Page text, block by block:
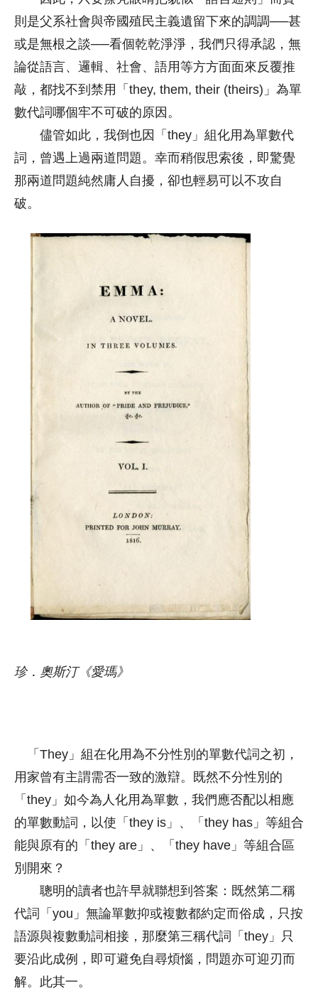
則是父系社會與帝國殖民主義遺留下來的調調──甚
或是無根之談──看個乾乾淨淨，我們只得承認，無
論從語言、邏輯、社會、語用等方方面面來反覆推
敲，都找不到禁用「they, them, their (theirs)」為單
數代詞哪個牢不可破的原因。
儘管如此，我倒也因「they」組化用為單數代
詞，曾遇上過兩道問題。幸而稍假思索後，即驚覺
那兩道問題純然庸人自擾，卻也輕易可以不攻自
破。
珍．奧斯汀《愛瑪》
「They」組在化用為不分性別的單數代詞之初，
用家曾有主謂需否一致的激辯。既然不分性別的
「they」如今為人化用為單數，我們應否配以相應
的單數動詞，以使「they is」、「they has」等組合
能與原有的「they are」、「they have」等組合區
別開來？
聰明的讀者也許早就聯想到答案：既然第二稱
代詞「you」無論單數抑或複數都約定而俗成，只按
語源與複數動詞相接，那麼第三稱代詞「they」只
要沿此成例，即可避免自尋煩惱，問題亦可迎刃而
解。此其一。